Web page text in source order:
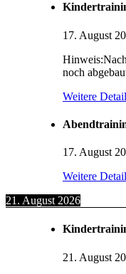
17. August
noch
Weitere
17. August
Weitere
21. August 2026
21. August